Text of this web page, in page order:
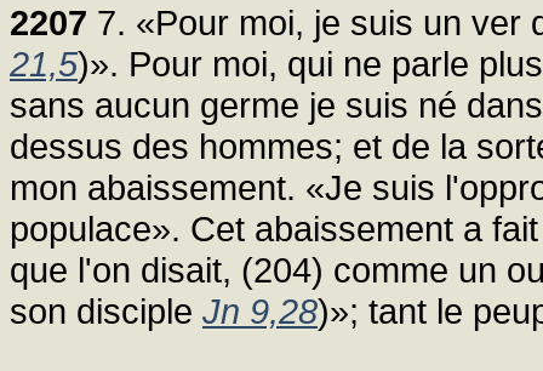
2207 7. «Pour moi, je suis un
21,5)». Pour moi, qui ne parle
sans aucun germe je suis né
dessus des hommes; et de la
mon abaissement. «Je suis
populace». Cet abaissement a
que l'on disait, (204) comme un
son disciple Jn 9,28)»; tant le